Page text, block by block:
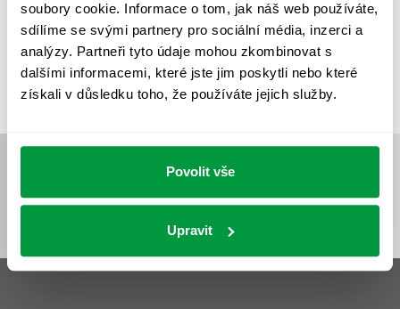
soubory cookie. Informace o tom, jak náš web používáte,
sdílíme se svými partnery pro sociální média, inzerci a
analýzy. Partneři tyto údaje mohou zkombinovat s
dalšími informacemi, které jste jim poskytli nebo které
získali v důsledku toho, že používáte jejich služby.
Povolit vše
Upravit
VÝPOČTY A NÁVRHY
ZKOUŠKY NOUZOVÉHO OSVĚTLENÍ